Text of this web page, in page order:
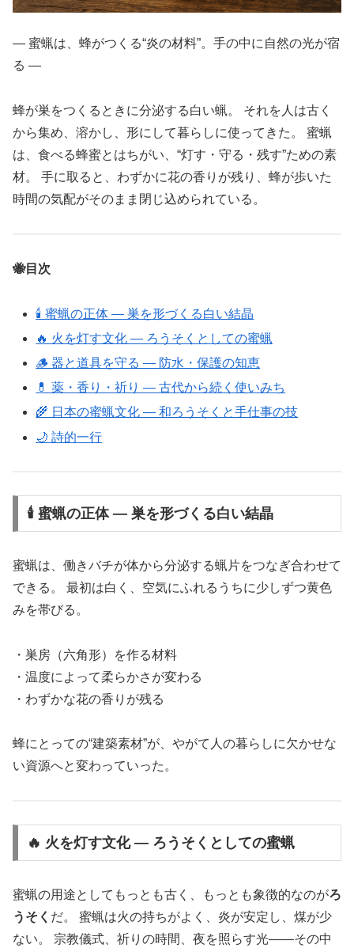
― 蜜蝋は、蜂がつくる“炎の材料”。手の中に自然の光が宿
る ―
蜂が巣をつくるときに分泌する白い蝋。 それを人は古く
から集め、溶かし、形にして暮らしに使ってきた。 蜜蝋
は、食べる蜂蜜とはちがい、“灯す・守る・残す”ための素
材。 手に取ると、わずかに花の香りが残り、蜂が歩いた
時間の気配がそのまま閉じ込められている。
🐝目次
🕯 蜜蝋の正体 ― 巣を形づくる白い結晶
🔥 火を灯す文化 ― ろうそくとしての蜜蝋
🪵 器と道具を守る ― 防水・保護の知恵
💊 薬・香り・祈り ― 古代から続く使いみち
🌾 日本の蜜蝋文化 ― 和ろうそくと手仕事の技
🌙 詩的一行
🕯 蜜蝋の正体 ― 巣を形づくる白い結晶
蜜蝋は、働きバチが体から分泌する蝋片をつなぎ合わせて
できる。 最初は白く、空気にふれるうちに少しずつ黄色
みを帯びる。
・巣房（六角形）を作る材料
・温度によって柔らかさが変わる
・わずかな花の香りが残る
蜂にとっての“建築素材”が、やがて人の暮らしに欠かせな
い資源へと変わっていった。
🔥 火を灯す文化 ― ろうそくとしての蜜蝋
蜜蝋の用途としてもっとも古く、もっとも象徴的なのがろ
うそく だ。 蜜蝋は火の持ちがよく、炎が安定し、煤が少
ない。 宗教儀式、祈りの時間、夜を照らす光――その中